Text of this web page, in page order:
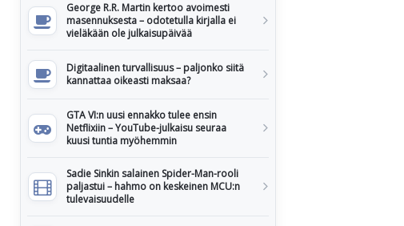
George R.R. Martin kertoo avoimesti
masennuksesta – odotetulla kirjalla ei
vieläkään ole julkaisupäivää
Digitaalinen turvallisuus – paljonko siitä
kannattaa oikeasti maksaa?
GTA VI:n uusi ennakko tulee ensin
Netflixiin – YouTube-julkaisu seuraa
kuusi tuntia myöhemmin
Sadie Sinkin salainen Spider-Man-rooli
paljastui – hahmo on keskeinen MCU:n
tulevaisuudelle